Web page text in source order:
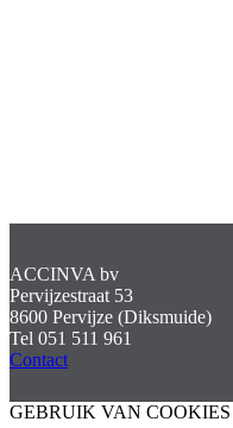
ACCINVA bv
Pervijzestraat 53
8600 Pervijze (Diksmuide)
Tel 051 511 961
Contact
GEBRUIK VAN COOKIES